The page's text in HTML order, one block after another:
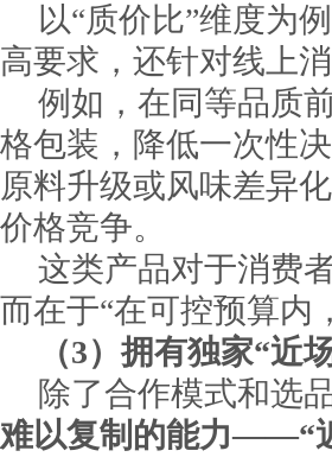
以“质价比”维度为
高要求，还针对线上
例如，在同等品质
格包装，降低一次性
原料升级或风味差异
价格竞争。
这类产品对于消费
而在于“在可控预算内
（3）拥有独家“近
除了合作模式和选
难以复制的能力——“